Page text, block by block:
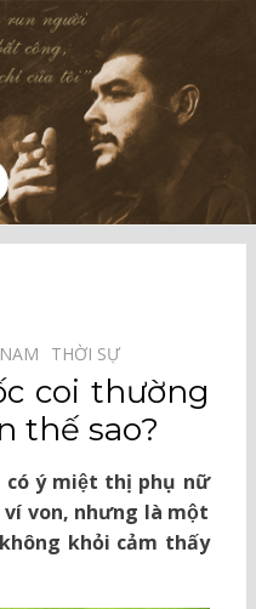
THỜI SỰ⠀
coi thường
thế sao?
có ý miệt thị phụ nữ
ví von, nhưng là một
khỏi cảm thấy